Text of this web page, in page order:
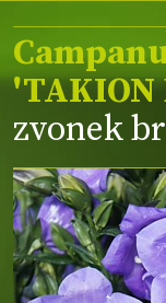
'TAKION
zvonek